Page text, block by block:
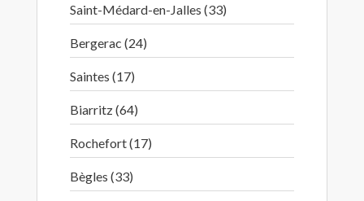
Saint-Médard-en-Jalles (33)
Bergerac (24)
Saintes (17)
Biarritz (64)
Rochefort (17)
Bègles (33)